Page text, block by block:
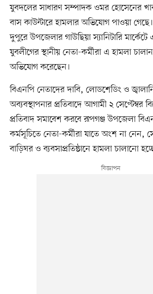
যুবদলের সাধারণ সম্পাদক ওমর হোসেনের
বাস কাউন্টারে হামলার অভিযোগ পাওয়া
দুপুরে উপজেলার গাউছিয়া স্যানিটারি মার্কেটে
যুবলীগের স্থানীয় নেতা-কর্মীরা এ হামলা
অভিযোগ করেছেন।
বিএনপি নেতাদের দাবি, লোডশেডিং ও
অব্যবস্থাপনার প্রতিবাদে আগামী ২ সেপ্টেম্বর
প্রতিবাদ সমাবেশ করবে রূপগঞ্জ উপজেলা
কর্মসূচিতে নেতা-কর্মীরা যাতে অংশ না নেন,
বাড়িঘর ও ব্যবসাপ্রতিষ্ঠানে হামলা চালানো